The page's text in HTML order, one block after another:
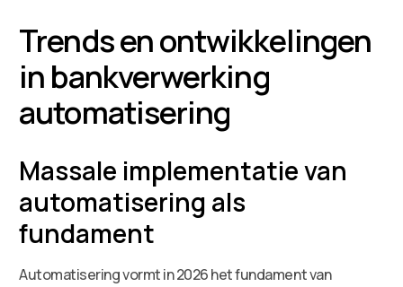
Trends en ontwikkelingen
in bankverwerking
automatisering
Massale implementatie van
automatisering als
fundament
Automatisering vormt in 2026 het fundament van